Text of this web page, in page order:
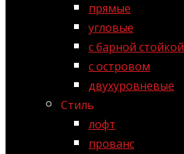
прямые
угловые
с барной стойкой
с островом
двухуровневые
Стиль
лофт
прованс